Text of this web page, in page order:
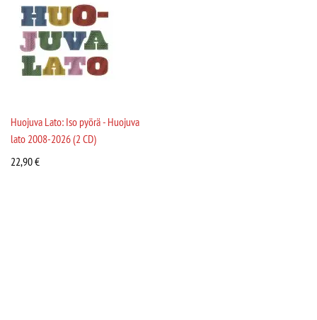
Huojuva Lato: Iso pyörä - Huojuva
lato 2008-2026 (2 CD)
22,90€